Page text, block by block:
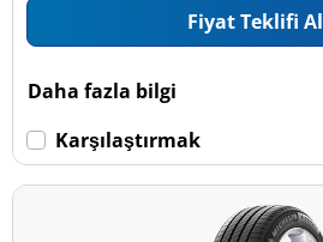
Fiyat Teklifi Al
Daha fazla bilgi
Karşılaştırmak